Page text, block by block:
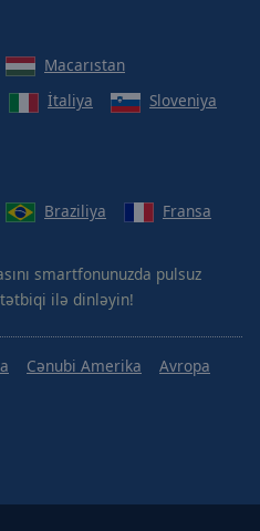
Macarıstan
İtaliya
Sloveniya
Braziliya Fransa
smartfonunuzda pulsuz
tətbiqi ilə dinləyin!
Cənubi Amerika
Avropa